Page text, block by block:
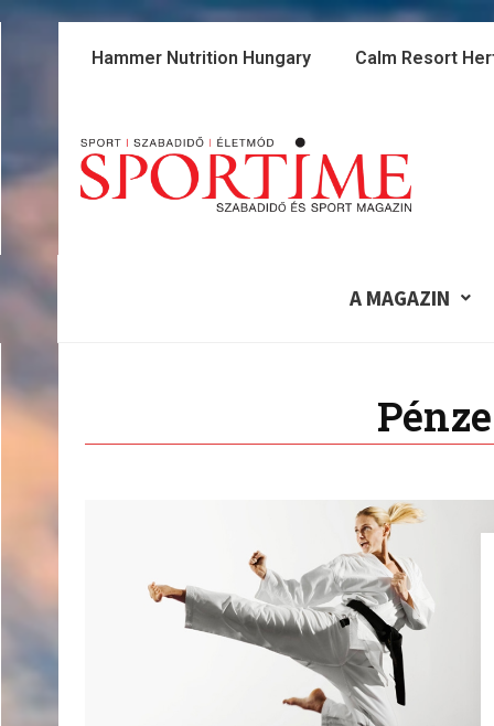
Skip
Hammer Nutrition Hungary Calm Resort
A MAGAZIN